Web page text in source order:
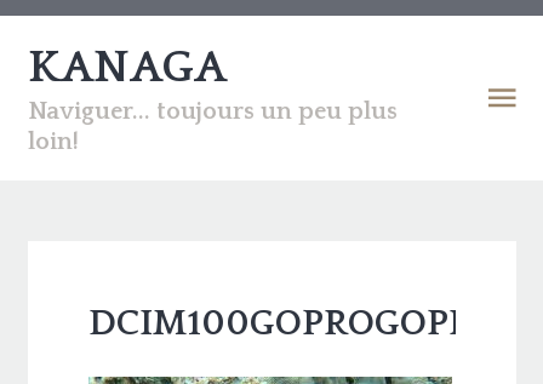
KANAGA
Naviguer... toujours un peu plus
loin!